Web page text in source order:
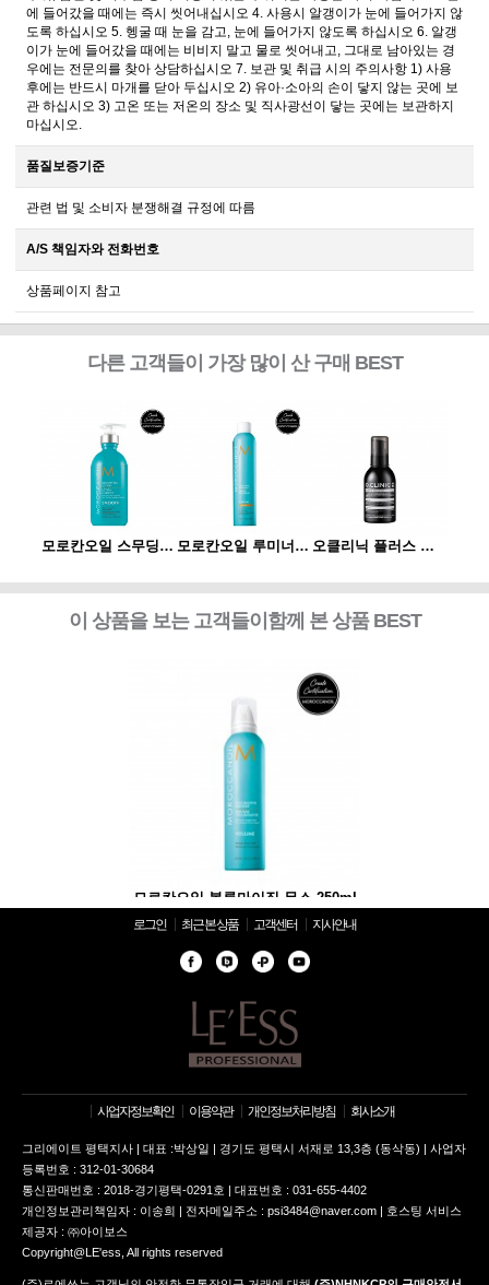
에 들어갔을 때에는 즉시 씻어내십시오 4. 사용시 알갱이가 눈에 들어가지 않
도록 하십시오 5. 헹굴 때 눈을 감고, 눈에 들어가지 않도록 하십시오 6. 알갱
이가 눈에 들어갔을 때에는 비비지 말고 물로 씻어내고, 그대로 남아있는 경
우에는 전문의를 찾아 상담하십시오 7. 보관 및 취급 시의 주의사항 1) 사용
후에는 반드시 마개를 닫아 두십시오 2) 유아·소아의 손이 닿지 않는 곳에 보
관 하십시오 3) 고온 또는 저온의 장소 및 직사광선이 닿는 곳에는 보관하지
마십시오.
품질보증기준
관련 법 및 소비자 분쟁해결 규정에 따름
A/S 책임자와 전화번호
상품페이지 참고
다른 고객들이 가장 많이 산 구매 BEST
모로칸오일 스무딩 로션 300ml 모로칸오일 루미너스 헤어 스프레이 스트롱 330ml 오클리닉 플러스 플렉신 부스터 120ml
이 상품을 보는 고객들이함께 본 상품 BEST
모로칸오일 볼류마이징 무스 250ml
로그인 최근 본 상품 고객센터 지사안내
사업자정보확인 이용약관 개인정보처리방침 회사소개
그리에이트 평택지사 | 대표 :박상일 | 경기도 평택시 서재로 13,3층 (동삭동) | 사업자
등록번호 : 312-01-30684
통신판매번호 : 2018-경기평택-0291호 | 대표번호 : 031-655-4402
개인정보관리책임자 : 이송희 | 전자메일주소 : psi3484@naver.com | 호스팅 서비스
제공자 : ㈜아이보스
Copyright@LE'ess, All rights reserved